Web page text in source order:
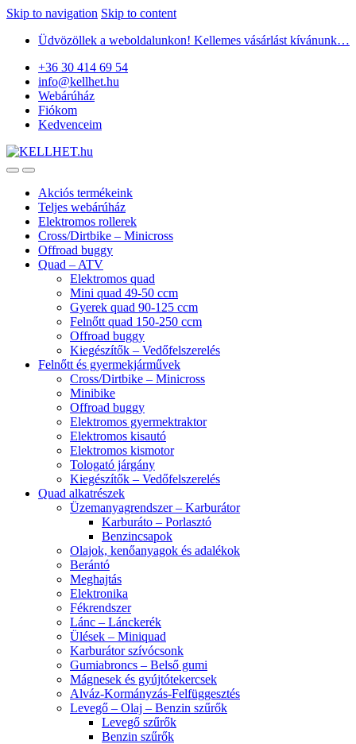
Skip to navigation Skip to content
Üdvözöllek a weboldalunkon! Kellemes vásárlást kívánunk…
+36 30 414 69 54
info@kellhet.hu
Webárúház
Fiókom
Kedvenceim
Akciós termékeink
Teljes webárúház
Elektromos rollerek
Cross/Dirtbike – Minicross
Offroad buggy
Quad – ATV
Elektromos quad
Mini quad 49-50 ccm
Gyerek quad 90-125 ccm
Felnőtt quad 150-250 ccm
Offroad buggy
Kiegészítők – Vedőfelszerelés
Felnőtt és gyermekjárművek
Cross/Dirtbike – Minicross
Minibike
Offroad buggy
Elektromos gyermektraktor
Elektromos kisautó
Elektromos kismotor
Tologató járgány
Kiegészítők – Vedőfelszerelés
Quad alkatrészek
Üzemanyagrendszer – Karburátor
Karburáto – Porlasztó
Benzincsapok
Olajok, kenőanyagok és adalékok
Berántó
Meghajtás
Elektronika
Fékrendszer
Lánc – Lánckerék
Ülések – Miniquad
Karburátor szívócsonk
Gumiabroncs – Belső gumi
Mágnesek és gyújtótekercsek
Alváz-Kormányzás-Felfüggesztés
Levegő – Olaj – Benzin szűrők
Levegő szűrők
Benzin szűrők